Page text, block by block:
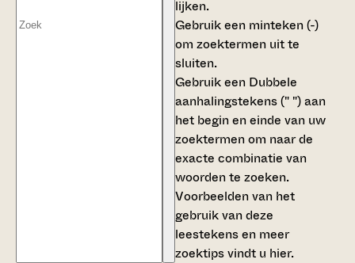
lijken.
Gebruik een minteken (-)
om zoektermen uit te
sluiten.
Gebruik een Dubbele
aanhalingstekens (" ")aan
het begin en einde van uw
zoektermen om naar de
exacte combinatie van
woorden te zoeken.
Voorbeelden van het
gebruik van deze
leestekens en meer
zoektips vindt u hier.